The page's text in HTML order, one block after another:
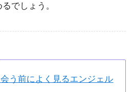
でしょう。
う前によく見るエンジェル